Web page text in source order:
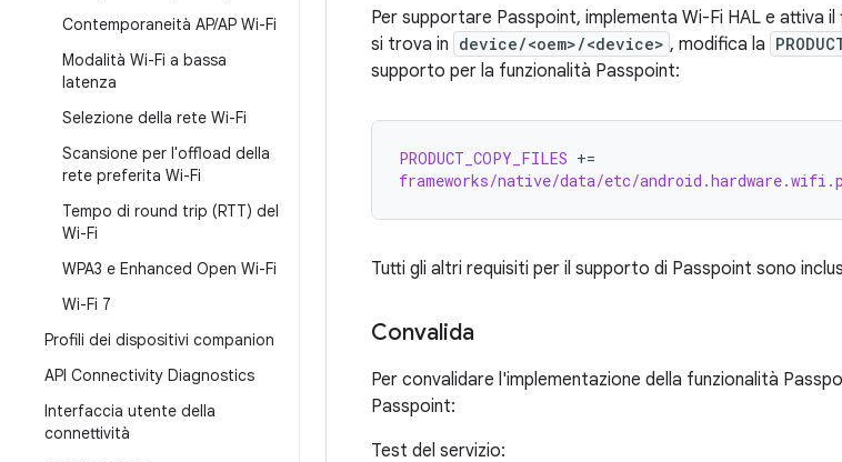
Contemporaneità AP/AP Wi-Fi
Modalità Wi-Fi a bassa
latenza
Selezione della rete Wi-Fi
Scansione per l'offload della
rete preferita Wi-Fi
Tempo di round trip (RTT) del
Wi-Fi
WPA3 e Enhanced Open Wi-Fi
Wi-Fi 7
Profili dei dispositivi companion
API Connectivity Diagnostics
Interfaccia utente della
connettività
Per supportare Passpoint, implementa Wi-Fi HAL e attiva
si trova in device/<oem>/<device> , modifica la
supporto per la funzionalità Passpoint:
PRODUCT_COPY_FILES +=
frameworks/native/data/etc/
Tutti gli altri requisiti per il supporto di Passpoint sono
Convalida
Per convalidare l'implementazione della funzionalità
Passpoint:
Test del servizio: